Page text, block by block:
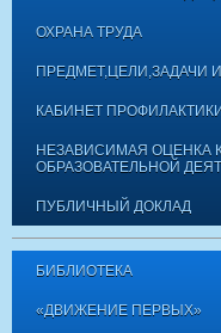
ОХРАНА ТРУДА
ПРЕДМЕТ,ЦЕЛИ,ЗАДАЧИ
КАБИНЕТ
НЕЗАВИСИМАЯ ОЦЕНКА
ОБРАЗОВАТЕЛЬНОЙ
ПУБЛИЧНЫЙ ДОКЛАД
БИБЛИОТЕКА
«ДВИЖЕНИЕ ПЕРВЫХ»